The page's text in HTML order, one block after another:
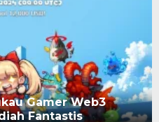
Gamer Web3
Fantastis